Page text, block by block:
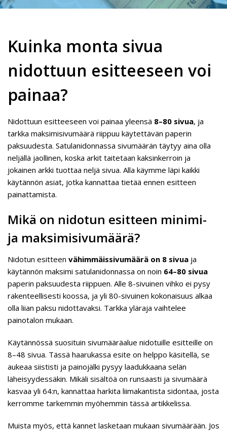
Kuinka monta sivua
nidottuun esitteeseen voi
painaa?
Nidottuun esitteeseen voi painaa yleensä 8–80 sivua, ja
tarkka maksimisivumäärä riippuu käytettävän paperin
paksuudesta. Satulanidonnassa sivumäärän täytyy aina olla
neljällä jaollinen, koska arkit taitetaan kaksinkerroin ja
jokainen arkki tuottaa neljä sivua. Alla käymme läpi kaikki
käytännön asiat, jotka kannattaa tietää ennen esitteen
painattamista.
Mikä on nidotun esitteen minimi-
ja maksimisivumäärä?
Nidotun esitteen vähimmäissivumäärä on 8 sivua ja
käytännön maksimi satulanidonnassa on noin 64–80 sivua
paperin paksuudesta riippuen. Alle 8-sivuinen vihko ei pysy
rakenteellisesti koossa, ja yli 80-sivuinen kokonaisuus alkaa
olla liian paksu nidottavaksi. Tarkka yläraja vaihtelee
painotalon mukaan.
Käytännössä suosituin sivumääräalue nidotuille esitteille on
8–48 sivua. Tässä haarukassa esite on helppo käsitellä, se
aukeaa siististi ja painojälki pysyy laadukkaana selän
läheisyydessäkin. Mikäli sisältöä on runsaasti ja sivumäärä
kasvaa yli 64:n, kannattaa harkita liimakantista sidontaa, josta
kerromme tarkemmin myöhemmin tässä artikkelissa.
Muista myös, että kannet lasketaan mukaan sivumäärään. Jos